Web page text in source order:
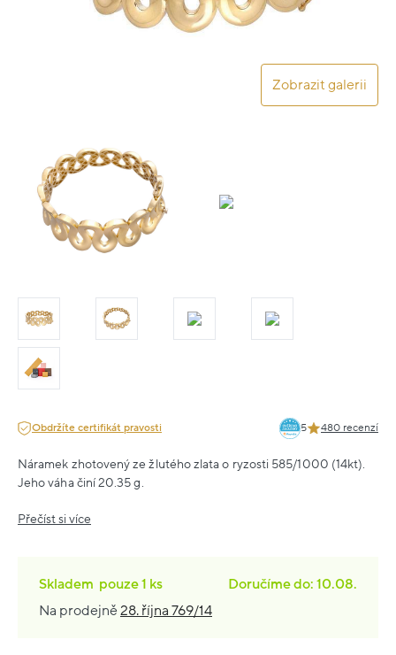
Zobrazit galerii
Obdržíte certifikát pravosti 5 480 recenzí
Náramek zhotovený ze žlutého zlata o ryzosti 585/1000 (14kt).
Jeho váha činí 20.35 g.
Přečíst si více
Skladem pouze1 ks
Doručíme do: 10.08.
Na prodejně28. října 769/14